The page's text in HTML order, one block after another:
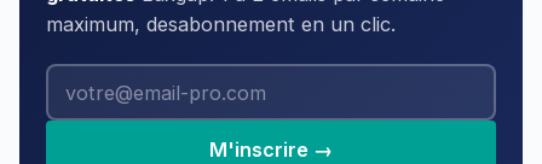
maximum, desabonnement en un clic.
M'inscrire →